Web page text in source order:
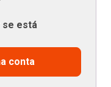
se está
conta